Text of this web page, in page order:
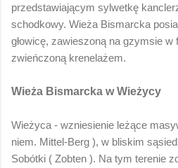
przedstawiającym sylwetkę
schodkowy. Wieża Bismarcka
głowicę, zawieszoną na gzymsie w
zwieńczoną krenelażem.
Wieża Bismarcka w Wieżycy
Wieżyca - wzniesienie leżące
niem. Mittel-Berg ), w bliskim
Sobótki ( Zobten ). Na tym terenie